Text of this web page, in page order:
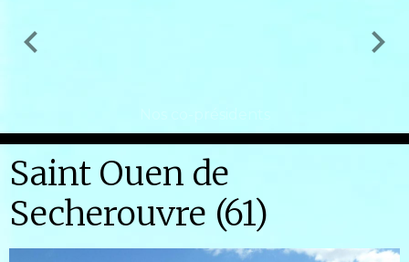
Saint Ouen de
Secherouvre (61)